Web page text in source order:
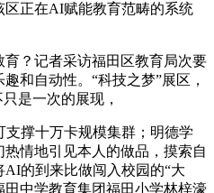
正在AI赋能教育范畴的系统
？记者采访福田区教育局次要
和自动性。“科技之梦”展区，
是一次的展现，
撑十万卡规模集群；明德学
情地引见本人的做品，摸索自
的到来比做闯入校园的“大
中学教育集团福田小学林梓濠